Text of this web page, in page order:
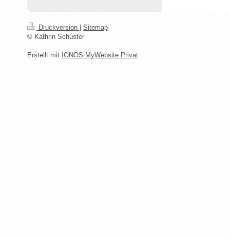
Druckversion | Sitemap
© Kathrin Schuster
Erstellt mit IONOS MyWebsite Privat.